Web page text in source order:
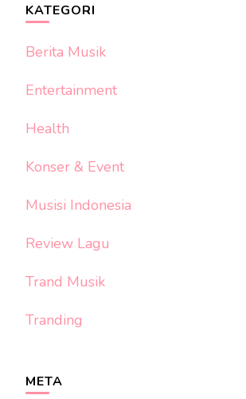
KATEGORI
Berita Musik
Entertainment
Health
Konser & Event
Musisi Indonesia
Review Lagu
Trand Musik
Tranding
META